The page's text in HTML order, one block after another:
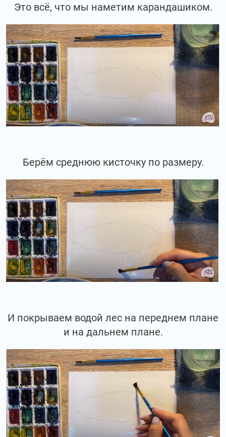
Это всё, что мы наметим карандашиком.
Берём среднюю кисточку по размеру.
И покрываем водой лес на переднем плане
и на дальнем плане.